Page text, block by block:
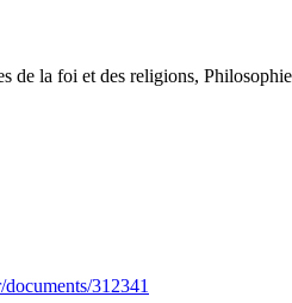
de la foi et des religions, Philosophie
312341